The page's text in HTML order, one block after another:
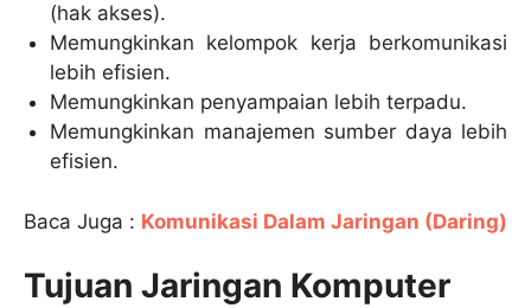
(hak akses).
Memungkinkan kelompok kerja berkomunikasi
lebih efisien.
Memungkinkan penyampaian lebih terpadu.
Memungkinkan manajemen sumber daya lebih
efisien.
Baca Juga : Komunikasi Dalam Jaringan (Daring)
Tujuan Jaringan Komputer